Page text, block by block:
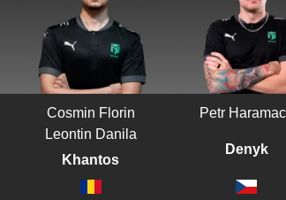
Cosmin Florin
Leontin Danila
Khantos
Petr
Denyk